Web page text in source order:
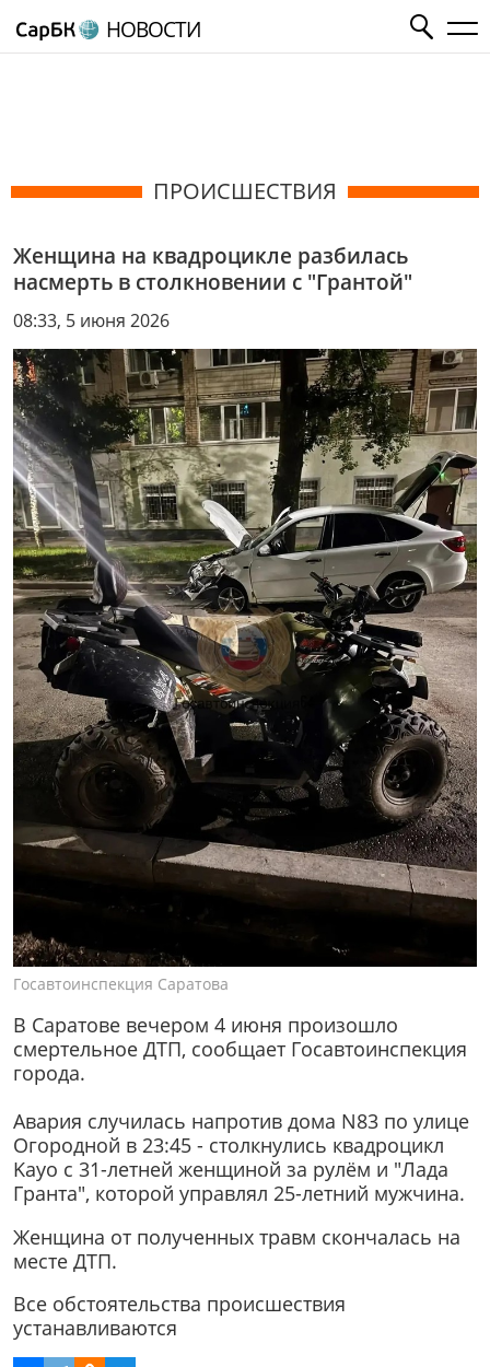
НОВОСТИ
ПРОИСШЕСТВИЯ
Женщина на квадроцикле разбилась
насмерть в столкновении с "Грантой"
08:33, 5 июня 2026
Госавтоинспекция Саратова
В Саратове вечером 4 июня произошло
смертельное ДТП, сообщает Госавтоинспекция
города.
Авария случилась напротив дома N83 по улице
Огородной в 23:45 - столкнулись квадроцикл
Kayo с 31-летней женщиной за рулём и "Лада
Гранта", которой управлял 25-летний мужчина.
Женщина от полученных травм скончалась на
месте ДТП.
Все обстоятельства происшествия
устанавливаются